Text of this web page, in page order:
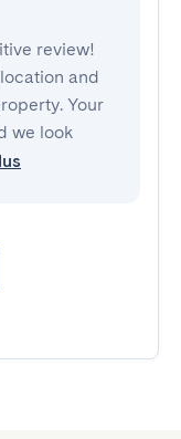
review!
and
Your
we look